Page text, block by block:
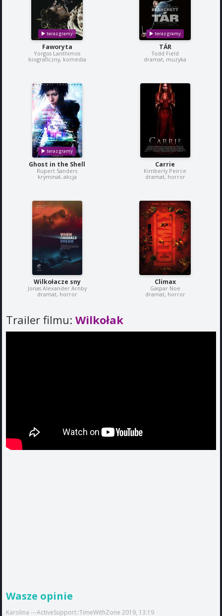
Faworyta
Yorgos Lanthimos
biograficzny, komedia
TÁR
Todd Field
dramat, muzyka
Ghost in the Shell
Rupert Sanders
kryminał, akcja
Carrie
Kimberly Peirce
dramat, horror
Wilkołacze sny
Jonas Alexander Arnby
dramat, horror
Climax
Gaspar Noe
dramat, horror
Trailer filmu: Wilkołak
Wasze opinie
Karolina ---ActiveSupport::TimeWithZone 2019, 13:19